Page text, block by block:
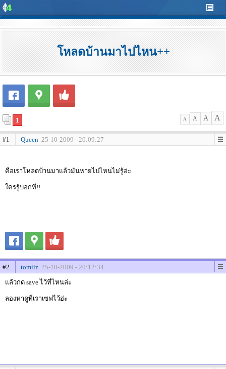
โหลดบ้านมาไปไหน++
1 A A A A
#1 Queen 25-10-2009 - 20:09:27
คือเราโหลดบ้านมาแล้วมันหายไปไหนไม่รู้อ่ะ
ใครรู้บอกที!!
#2 tomiiz 25-10-2009 - 20:12:34
แล้วกด save ไว้ที่ไหนล่ะ
ลองหาดูที่เราเซฟไว้อ่ะ